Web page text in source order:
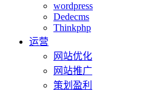
wordpress
Dedecms
Thinkphp
运营
网站优化
网站推广
策划盈利